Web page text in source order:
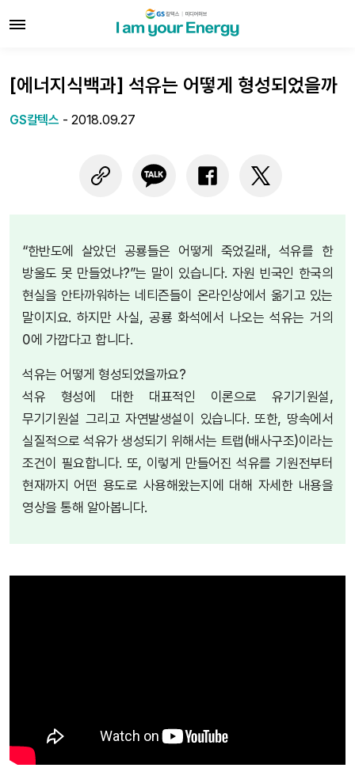
[에너지식백과] 석유는 어떻게 형성되었을까
GS칼텍스 - 2018.09.27
“한반도에 살았던 공룡들은 어떻게 죽었길래, 석유를 한
방울도 못 만들었냐?”는 말이 있습니다. 자원 빈국인 한국의
현실을 안타까워하는 네티즌들이 온라인상에서 옮기고 있는
말이지요. 하지만 사실, 공룡 화석에서 나오는 석유는 거의
0에 가깝다고 합니다.
석유는 어떻게 형성되었을까요?
석유 형성에 대한 대표적인 이론으로 유기기원설,
무기기원설 그리고 자연발생설이 있습니다. 또한, 땅속에서
실질적으로 석유가 생성되기 위해서는 트랩(배사구조)이라는
조건이 필요합니다. 또, 이렇게 만들어진 석유를 기원전부터
현재까지 어떤 용도로 사용해왔는지에 대해 자세한 내용을
영상을 통해 알아봅니다.